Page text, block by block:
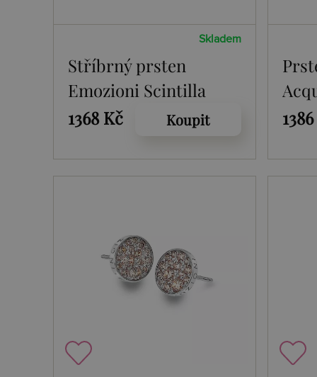
Skladem
Stříbrný prsten
Emozioni Scintilla
Blue Peace
1368 Kč Koupit